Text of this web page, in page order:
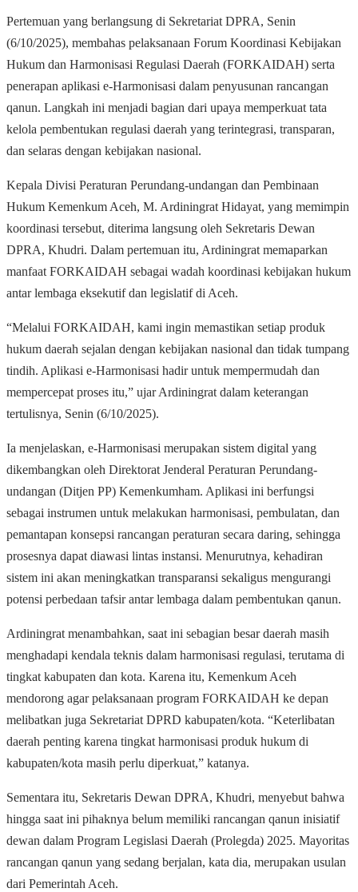
Pertemuan yang berlangsung di Sekretariat DPRA, Senin
(6/10/2025), membahas pelaksanaan Forum Koordinasi Kebijakan
Hukum dan Harmonisasi Regulasi Daerah (FORKAIDAH) serta
penerapan aplikasi e-Harmonisasi dalam penyusunan rancangan
qanun. Langkah ini menjadi bagian dari upaya memperkuat tata
kelola pembentukan regulasi daerah yang terintegrasi, transparan,
dan selaras dengan kebijakan nasional.
Kepala Divisi Peraturan Perundang-undangan dan Pembinaan
Hukum Kemenkum Aceh, M. Ardiningrat Hidayat, yang memimpin
koordinasi tersebut, diterima langsung oleh Sekretaris Dewan
DPRA, Khudri. Dalam pertemuan itu, Ardiningrat memaparkan
manfaat FORKAIDAH sebagai wadah koordinasi kebijakan hukum
antar lembaga eksekutif dan legislatif di Aceh.
“Melalui FORKAIDAH, kami ingin memastikan setiap produk
hukum daerah sejalan dengan kebijakan nasional dan tidak tumpang
tindih. Aplikasi e-Harmonisasi hadir untuk mempermudah dan
mempercepat proses itu,” ujar Ardiningrat dalam keterangan
tertulisnya, Senin (6/10/2025).
Ia menjelaskan, e-Harmonisasi merupakan sistem digital yang
dikembangkan oleh Direktorat Jenderal Peraturan Perundang-
undangan (Ditjen PP) Kemenkumham. Aplikasi ini berfungsi
sebagai instrumen untuk melakukan harmonisasi, pembulatan, dan
pemantapan konsepsi rancangan peraturan secara daring, sehingga
prosesnya dapat diawasi lintas instansi. Menurutnya, kehadiran
sistem ini akan meningkatkan transparansi sekaligus mengurangi
potensi perbedaan tafsir antar lembaga dalam pembentukan qanun.
Ardiningrat menambahkan, saat ini sebagian besar daerah masih
menghadapi kendala teknis dalam harmonisasi regulasi, terutama di
tingkat kabupaten dan kota. Karena itu, Kemenkum Aceh
mendorong agar pelaksanaan program FORKAIDAH ke depan
melibatkan juga Sekretariat DPRD kabupaten/kota. “Keterlibatan
daerah penting karena tingkat harmonisasi produk hukum di
kabupaten/kota masih perlu diperkuat,” katanya.
Sementara itu, Sekretaris Dewan DPRA, Khudri, menyebut bahwa
hingga saat ini pihaknya belum memiliki rancangan qanun inisiatif
dewan dalam Program Legislasi Daerah (Prolegda) 2025. Mayoritas
rancangan qanun yang sedang berjalan, kata dia, merupakan usulan
dari Pemerintah Aceh.